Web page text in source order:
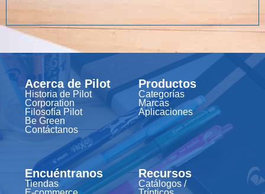
Acerca de Pilot
Historia de Pilot
Corporation
Filosofía Pilot
Be Green
Contáctanos
Productos
Categorías
Marcas
Aplicaciones
Encuéntranos
Tiendas
Recursos
Catálogos /